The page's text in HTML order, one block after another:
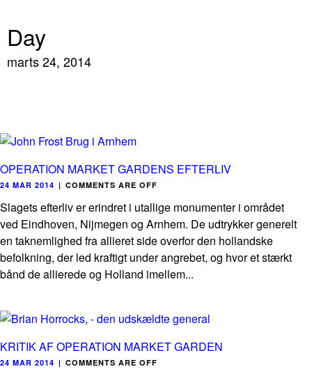
Day
marts 24, 2014
OPERATION MARKET GARDENS EFTERLIV
24 MAR 2014 | COMMENTS ARE OFF
Slagets efterliv er erindret i utallige monumenter i området
ved Eindhoven, Nijmegen og Arnhem. De udtrykker generelt
en taknemlighed fra allieret side overfor den hollandske
befolkning, der led kraftigt under angrebet, og hvor et stærkt
bånd de allierede og Holland imellem...
KRITIK AF OPERATION MARKET GARDEN
24 MAR 2014 | COMMENTS ARE OFF